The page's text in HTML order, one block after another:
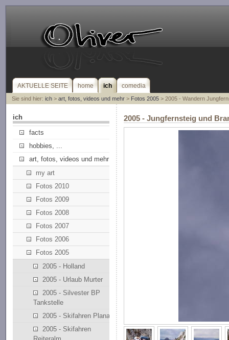
AKTUELLE SEITE home ich comedia
Sie sind hier: ich> art, fotos, videos und mehr> Fotos 2005> 2005 - Wandern
ich
facts
hobbies, ...
art, fotos, videos und mehr
my art
Fotos 2010
Fotos 2009
Fotos 2008
Fotos 2007
Fotos 2006
Fotos 2005
2005 - Holland
2005 - Urlaub Murter
2005 - Silvester BP
Tankstelle
2005 - Skifahren Planai
2005 - Skifahren
2005 - Jungfernsteig und